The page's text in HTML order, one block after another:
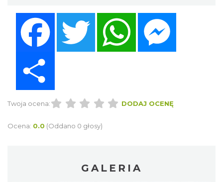
Twitter WhatsApp
Twoja ocena: DODAJ OCENĘ
Ocena: 0.0 (Oddano 0 głosy)
GALERIA